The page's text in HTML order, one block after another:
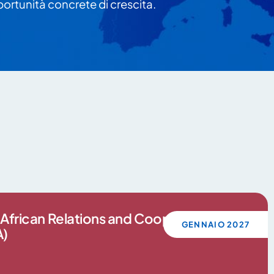
concrete di crescita.
GENNAIO 2027
Relations and Cooperation